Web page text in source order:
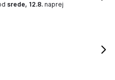
srede, 12.8. naprej